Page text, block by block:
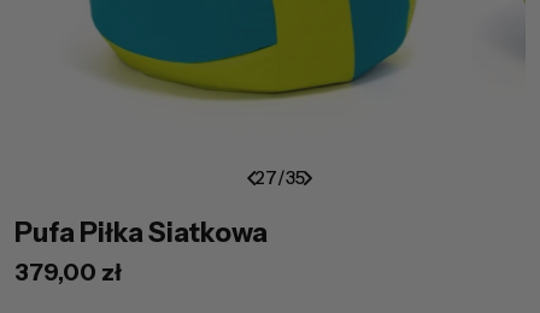
27/35
Pufa Piłka Siatkowa
Cena
379,00 zł